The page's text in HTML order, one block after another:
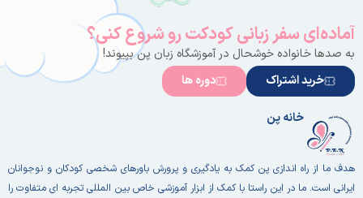
آماده‌ای سفر زبانی کودکت رو شروع کنی؟
به صدها خانواده خوشحال در آموزشگاه زبان پن بپیوند!
خرید اشتراک
دوره ها
خانه پن
هدف ما از راه اندازی پن کمک به یادگیری و پرورش باورهای شخصی کودکان و نوجوانان
ایرانی است. ما در این راستا با کمک از ابزار آموزشی خاص بین المللی تجربه ای متفاوت را